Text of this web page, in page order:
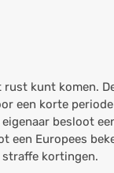
kunt komen.
een korte
besloot
Europees
kortingen.